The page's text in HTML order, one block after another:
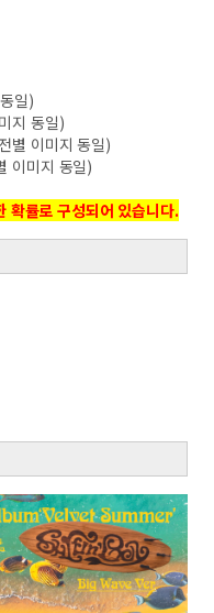
일)
지 동일)
별 이미지 동일)
이미지 동일)
확률로 구성되어 있습니다.